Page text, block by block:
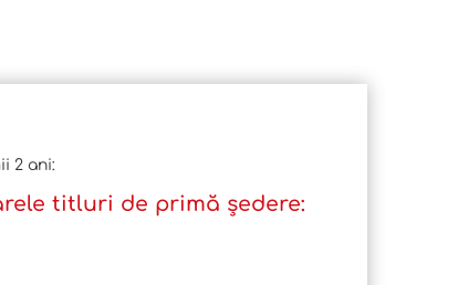
2 ani:
titluri de primă ședere: